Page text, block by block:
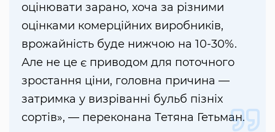
оцінювати зарано, хоча за різними
оцінками комерційних виробників,
врожайність буде нижчою на 10-30%.
Але не це є приводом для поточного
зростання ціни, головна причина —
затримка у визріванні бульб пізніх
сортів», — переконана Тетяна Гетьман.